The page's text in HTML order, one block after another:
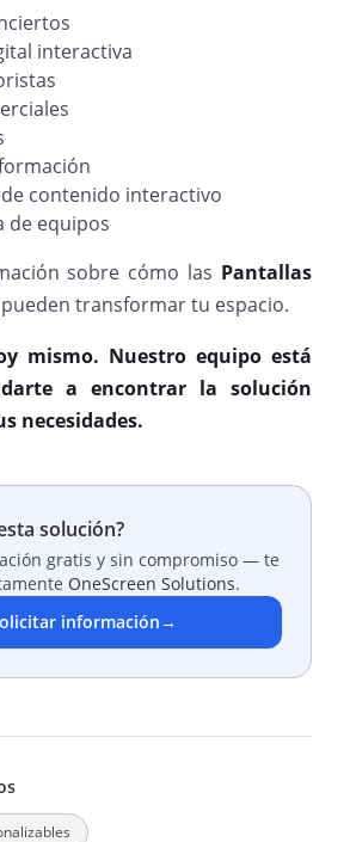
interactiva
contenido interactivo
de equipos
sobre cómo las Pantallas
pueden transformar tu espacio.
mismo. Nuestro equipo está
a encontrar la solución
necesidades.
solución?
gratis y sin compromiso — te
OneScreen Solutions.
información→